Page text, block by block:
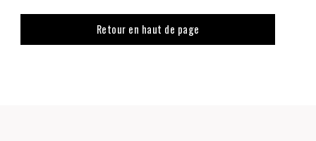
Retour en haut de page